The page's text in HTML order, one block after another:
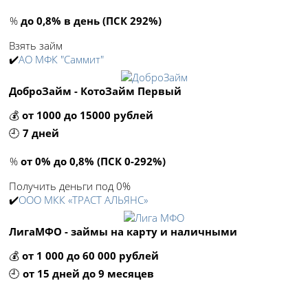
% до 0,8% в день (ПСК 292%)
Взять займ
✔️АО МФК "Саммит"
ДоброЗайм - КотоЗайм Первый
💰от 1000 до 15000 рублей
🕘7 дней
% от 0% до 0,8% (ПСК 0-292%)
Получить деньги под 0%
✔️ООО МКК «ТРАСТ АЛЬЯНС»
ЛигаМФО - займы на карту и наличными
💰от 1 000 до 60 000 рублей
🕘от 15 дней до 9 месяцев